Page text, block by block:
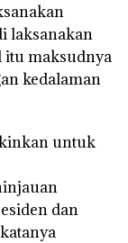
laksanakan
itu maksudnya
kedalaman
untuk
dan